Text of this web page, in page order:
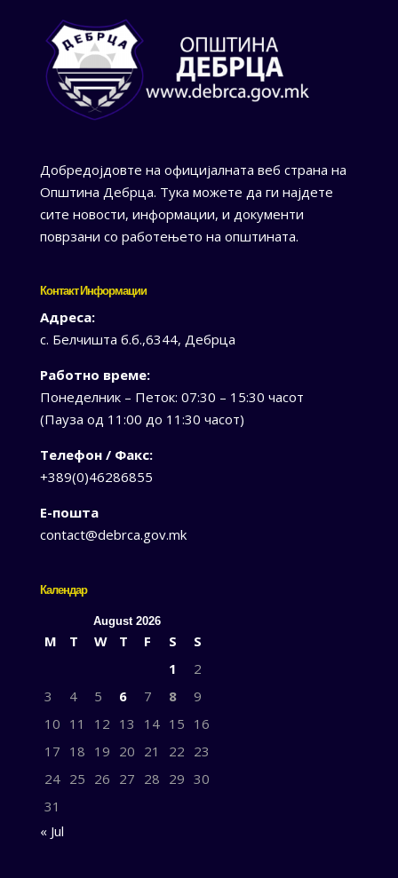
Добредојдовте на официјалната веб страна на
Општина Дебрца. Тука можете да ги најдете
сите новости, информации, и документи
поврзани со работењето на општината.
Контакт Информации
Адреса:
с. Белчишта б.б.,6344, Дебрца
Работно време:
Понеделник – Петок: 07:30 – 15:30 часот
(Пауза од 11:00 до 11:30 часот)
Телефон / Факс:
+389(0)46286855
Е-пошта
contact@debrca.gov.mk
Календар
August 2026
M T W T F S
S
1
2
3
4 5 6 7 8
9
10 11 12 13 14 15 16
17 18 19 20 21 22 23
24 25 26 27 28 29 30
31
« Jul